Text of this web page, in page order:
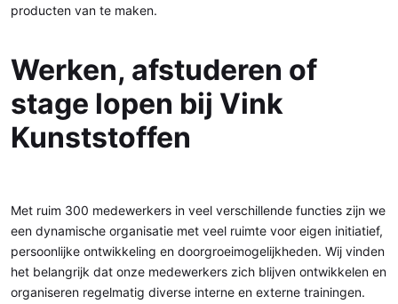
producten van te maken.
Werken, afstuderen of
stage lopen bij Vink
Kunststoffen
Met ruim 300 medewerkers in veel verschillende functies zijn we
een dynamische organisatie met veel ruimte voor eigen initiatief,
persoonlijke ontwikkeling en doorgroeimogelijkheden. Wij vinden
het belangrijk dat onze medewerkers zich blijven ontwikkelen en
organiseren regelmatig diverse interne en externe trainingen.